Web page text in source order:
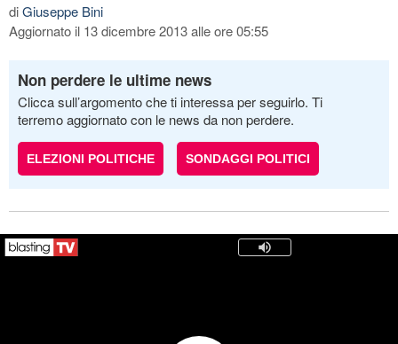
diGiuseppe Bini
Aggiornato il 13 dicembre 2013 alle ore 05:55
Non perdere le ultime news
Clicca sull’argomento che ti interessa per seguirlo. Ti
terremo aggiornato con le news da non perdere.
ELEZIONI POLITICHE SONDAGGI POLITICI